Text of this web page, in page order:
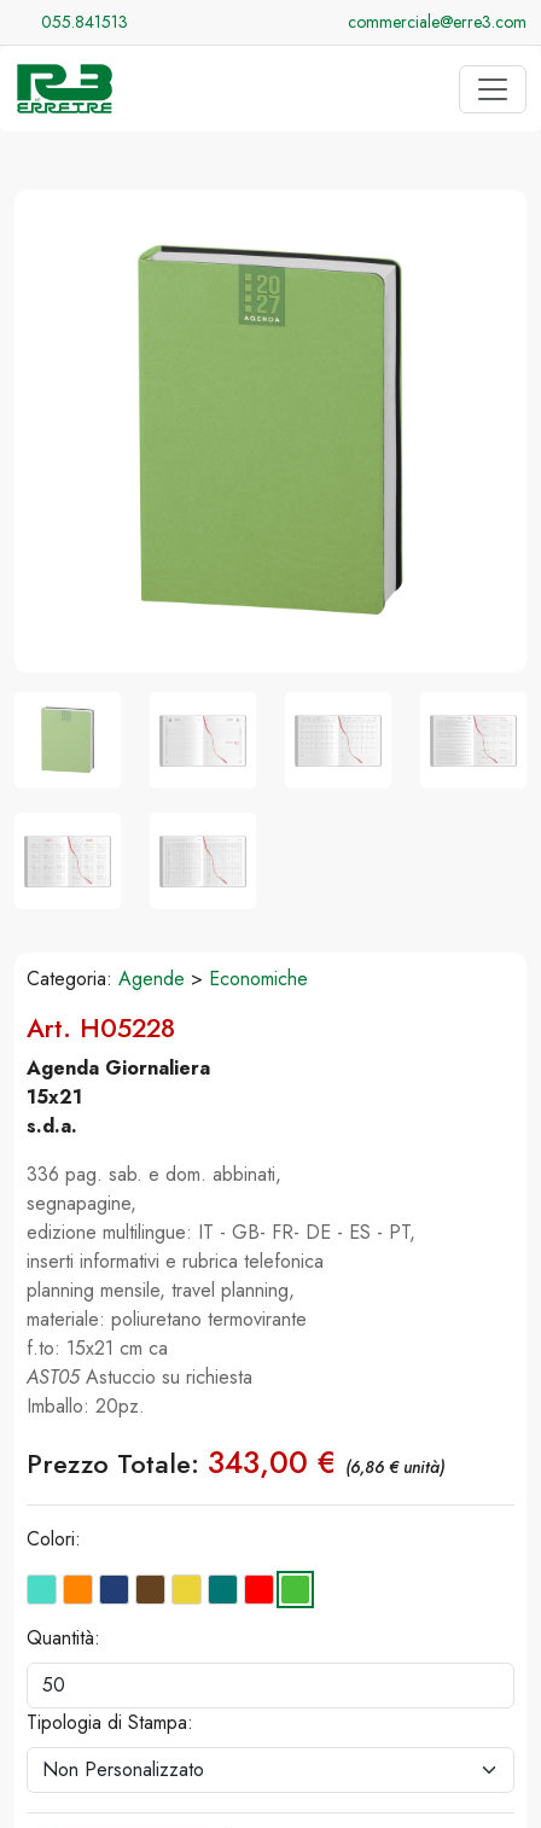
055.841513 commerciale@erre3.com
Categoria: Agende > Economiche
Art. H05228
Agenda Giornaliera
15x21
s.d.a.
336 pag. sab. e dom. abbinati,
segnapagine,
edizione multilingue: IT - GB- FR- DE - ES - PT,
inserti informativi e rubrica telefonica
planning mensile, travel planning,
materiale: poliuretano termovirante
f.to: 15x21 cm ca
AST05Astuccio su richiesta
Imballo: 20pz.
Prezzo Totale: 343,00 € (6,86 € unità)
Colori:
Quantità:
Tipologia di Stampa: